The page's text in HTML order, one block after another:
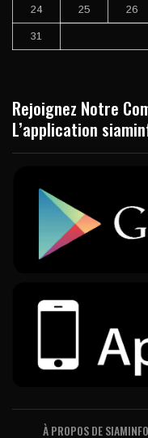
24 25 26
31
Rejoignez Notre
L’application
À PROPOS DE